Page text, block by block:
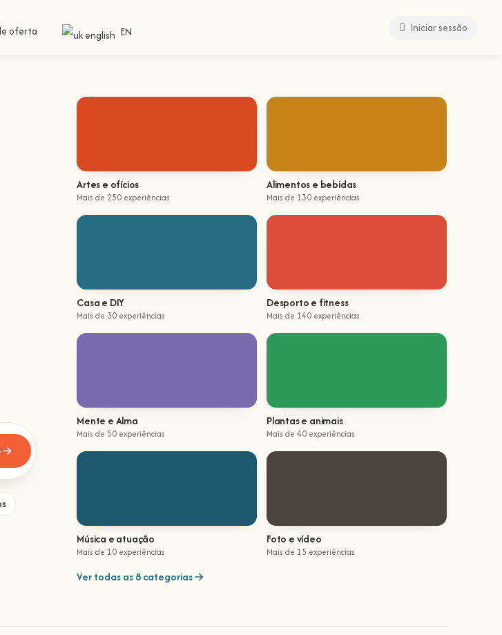
oferta EN Iniciar sessão
Artes e ofícios
Mais de 250 experiências
Alimentos e bebidas
Mais de 130 experiências
Casa e DIY
Mais de 30 experiências
Desporto e fitness
Mais de 140 experiências
Mente e Alma
Mais de 50 experiências
Plantas e animais
Mais de 40 experiências
Música e atuação
Mais de 10 experiências
Foto e vídeo
Mais de 15 experiências
Ver todas as 8 categorias